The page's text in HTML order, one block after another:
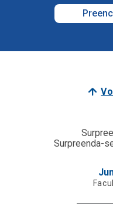
Surpreenda-